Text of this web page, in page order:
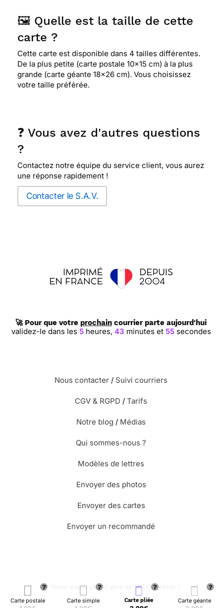
Carte postale Carte simple Carte pliée Carte géante
🖼️ Quelle est la taille de cette
carte ?
Cette carte est disponible dans 4 tailles différentes.
De la plus petite (carte postale 10x15 cm) à la plus
grande (carte géante 18x26 cm). Vous choisissez
votre taille préférée.
❓ Vous avez d'autres questions
?
Contactez notre équipe du service client, vous aurez
une réponse rapidement !
Contacter le S.A.V.
🚀 Pour que votre prochain courrier parte aujourd'hui
validez-le dans les 5heures, 43 minutes et 54 secondes
Nous contacter / Suivi courriers
CGV & RGPD / Tarifs
Notre blog / Médias
Qui sommes-nous ?
Modèles de lettres
Envoyer des photos
Envoyer des cartes
Envoyer un recommandé
🌳 Nous avons planté plus de 13.000 arbres !